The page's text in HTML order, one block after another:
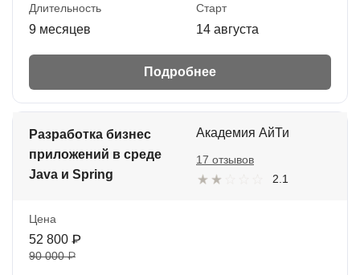
Длительность
9 месяцев
Старт
14 августа
Подробнее
Разработка бизнес
приложений в среде
Java и Spring
Академия АйТи
2.1
17 отзывов
Цена
52 800 ₽
90 000 ₽